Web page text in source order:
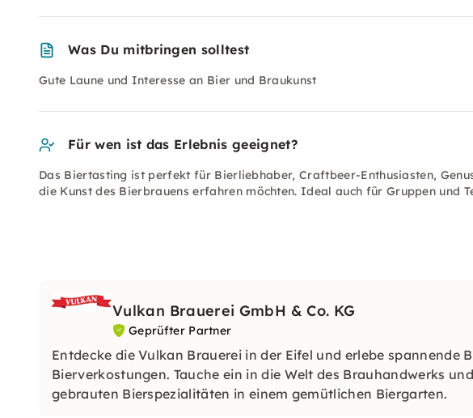
Was Du mitbringen solltest
Gute Laune und Interesse an Bier und Braukunst
Für wen ist das Erlebnis geeignet?
Das Biertasting ist perfekt für Bierliebhaber, Craftbeer-Enthusiasten,
die Kunst des Bierbrauens erfahren möchten. Ideal auch für Gruppen und
Vulkan Brauerei GmbH & Co. KG
Geprüfter Partner
Entdecke die Vulkan Brauerei in der Eifel und erlebe spannende
Bierverkostungen. Tauche ein in die Welt des Brauhandwerks
gebrauten Bierspezialitäten in einem gemütlichen Biergarten.